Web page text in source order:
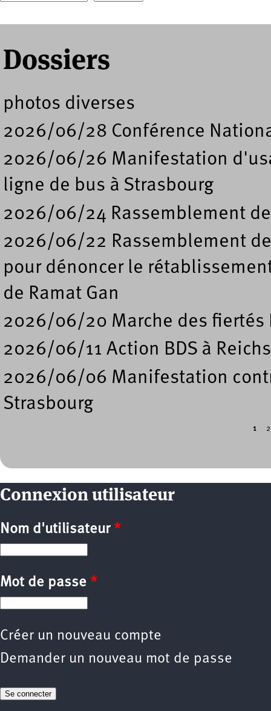
Dossiers
photos diverses
2026/06/28 Conférence
2026/06/26 Manifestation
ligne de bus à Strasbourg
2026/06/24 Rassemblement
2026/06/22 Rassemblement
pour dénoncer le
de Ramat Gan
2026/06/20 Marche des fiertés
2026/06/11 Action BDS à
2026/06/06 Manifestation
Strasbourg
1 2
Connexion utilisateur
Nom d'utilisateur *
Mot de passe *
Créer un nouveau compte
Demander un nouveau mot de passe